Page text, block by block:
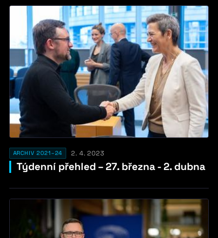
ARCHIV 2021–24 2. 4. 2023
Týdenní přehled – 27. března - 2. dubna